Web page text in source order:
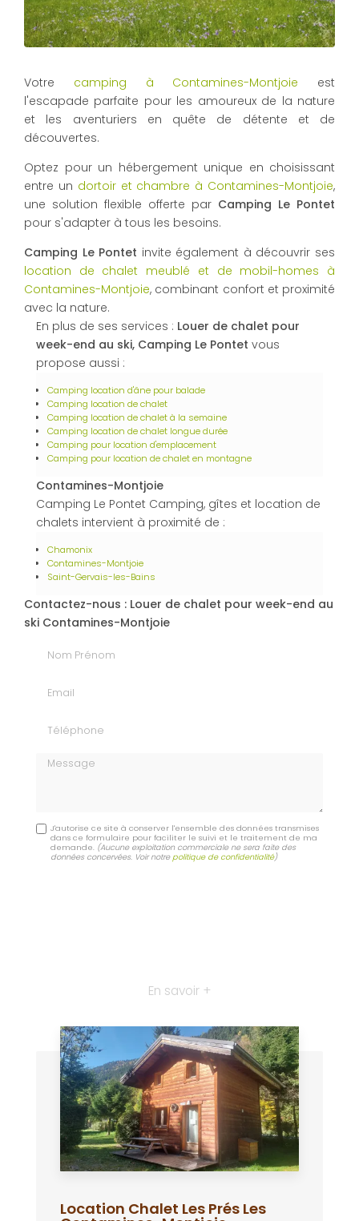
Votre camping à Contamines-Montjoie est
l'escapade parfaite pour les amoureux de la nature
et les aventuriers en quête de détente et de
découvertes.
Optez pour un hébergement unique en choisissant
entre un dortoir et chambre à Contamines-Montjoie,
une solution flexible offerte par Camping Le Pontet
pour s'adapter à tous les besoins.
Camping Le Pontet invite également à découvrir ses
location de chalet meublé et de mobil-homes à
Contamines-Montjoie, combinant confort et proximité
avec la nature.
En plus de ses services : Louer de chalet pour
week-end au ski, Camping Le Pontet vous
propose aussi :
Camping location d'âne pour balade
Camping location de chalet
Camping location de chalet à la semaine
Camping location de chalet longue durée
Camping pour location d'emplacement
Camping pour location de chalet en montagne
Contamines-Montjoie
Camping Le Pontet Camping, gîtes et location de
chalets intervient à proximité de :
Chamonix
Contamines-Montjoie
Saint-Gervais-les-Bains
Contactez-nous : Louer de chalet pour week-end au
ski Contamines-Montjoie
Nom Prénom
Email
Téléphone
Message
J'autorise ce site à conserver l'ensemble des données transmises
dans ce formulaire pour faciliter le suivi et le traitement de ma
demande. (Aucune exploitation commerciale ne sera faite des
données concervées. Voir notre politique de confidentialité)
En savoir +
Location Chalet Les Prés Les